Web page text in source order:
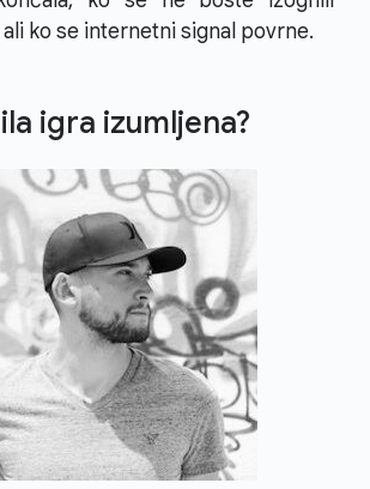
ko se internetni signal povrne.
igra izumljena?